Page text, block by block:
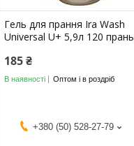
Гель для прання Ira Wash
Universal U+ 5,9л 120 прань
185 ₴
В наявності Оптом і в роздріб
+380 (50) 528-27-79